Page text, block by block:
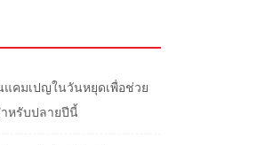
แคมเปญในวันหยุดเพื่อช่วย
หรับปลายปีนี้